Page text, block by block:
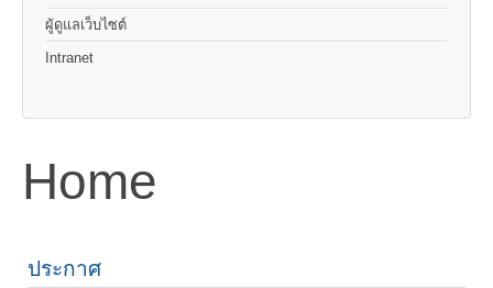
ผู้ดูแลเว็บไซต์
Intranet
Home
ประกาศ